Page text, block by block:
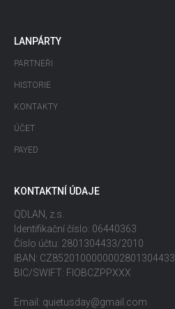
LANPÁRTY
PARTNEŘI
HISTORIE
KONTAKTY
ÚČET
PAYED
KONTAKTNÍ ÚDAJE
QDLAN, z.s.
Identifikační číslo: 06440363
Číslo účtu: 2801304433/2010
IBAN: CZ8520100000002801304433
BIC/SWIFT: FIOBCZPPXXX
Email: quietusday@gmail.com